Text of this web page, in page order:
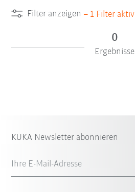
Filter anzeigen – 1 Filter aktiv
0
Ergebnisse
KUKA Newsletter abonnieren
Ihre E-Mail-Adresse